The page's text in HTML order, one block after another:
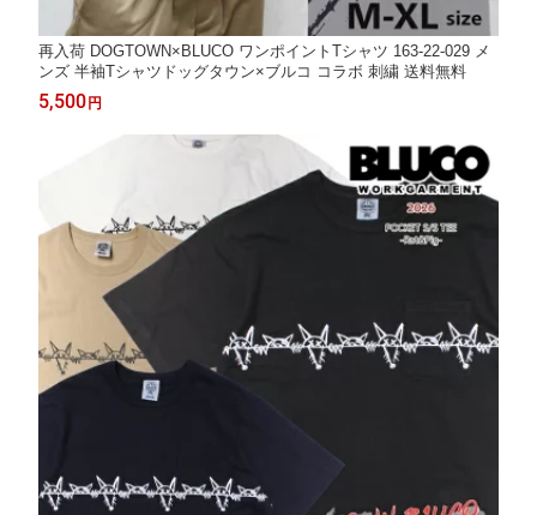
再入荷 DOGTOWN×BLUCO ワンポイントTシャツ 163-22-029 メ
ンズ 半袖Tシャツドッグタウン×ブルコ コラボ 刺繍 送料無料
5,500 円